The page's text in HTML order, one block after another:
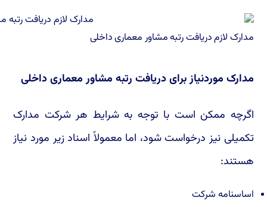
مدارک لازم دریافت رتبه مشاور معماری داخلی
مدارک موردنیاز برای دریافت رتبه مشاور معماری داخلی
اگرچه ممکن است با توجه به شرایط هر شرکت مدارک
تکمیلی نیز درخواست شود، اما معمولاً اسناد زیر مورد نیاز
هستند:
اساسنامه شرکت